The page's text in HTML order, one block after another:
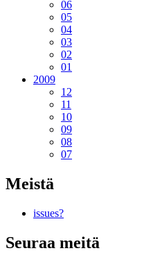
06
05
04
03
02
01
2009
12
11
10
09
08
07
Meistä
issues?
Seuraa meitä